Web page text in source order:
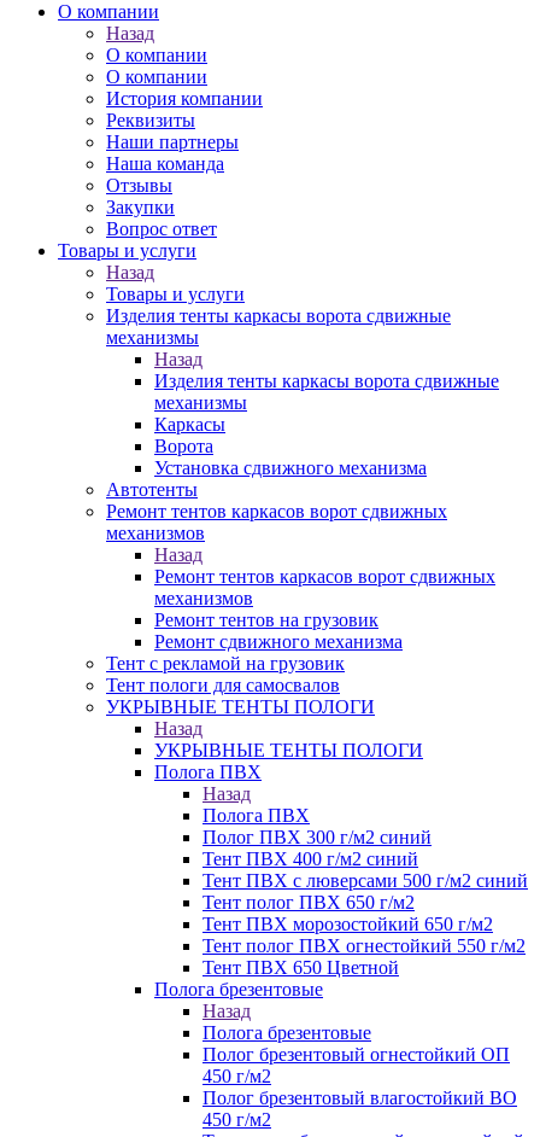
О компании
Назад
О компании
О компании
История компании
Реквизиты
Наши партнеры
Наша команда
Отзывы
Закупки
Вопрос ответ
Товары и услуги
Назад
Товары и услуги
Изделия тенты каркасы ворота сдвижные
механизмы
Назад
Изделия тенты каркасы ворота сдвижные
механизмы
Каркасы
Ворота
Установка сдвижного механизма
Автотенты
Ремонт тентов каркасов ворот сдвижных
механизмов
Назад
Ремонт тентов каркасов ворот сдвижных
механизмов
Ремонт тентов на грузовик
Ремонт сдвижного механизма
Тент с рекламой на грузовик
Тент пологи для самосвалов
УКРЫВНЫЕ ТЕНТЫ ПОЛОГИ
Назад
УКРЫВНЫЕ ТЕНТЫ ПОЛОГИ
Полога ПВХ
Назад
Полога ПВХ
Полог ПВХ 300 г/м2 синий
Тент ПВХ 400 г/м2 синий
Тент ПВХ с люверсами 500 г/м2 синий
Тент полог ПВХ 650 г/м2
Тент ПВХ морозостойкий 650 г/м2
Тент полог ПВХ огнестойкий 550 г/м2
Тент ПВХ 650 Цветной
Полога брезентовые
Назад
Полога брезентовые
Полог брезентовый огнестойкий ОП
450 г/м2
Полог брезентовый влагостойкий ВО
450 г/м2